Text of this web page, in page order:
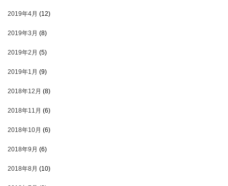
2019年4月 (12)
2019年3月 (8)
2019年2月 (5)
2019年1月 (9)
2018年12月 (8)
2018年11月 (6)
2018年10月 (6)
2018年9月 (6)
2018年8月 (10)